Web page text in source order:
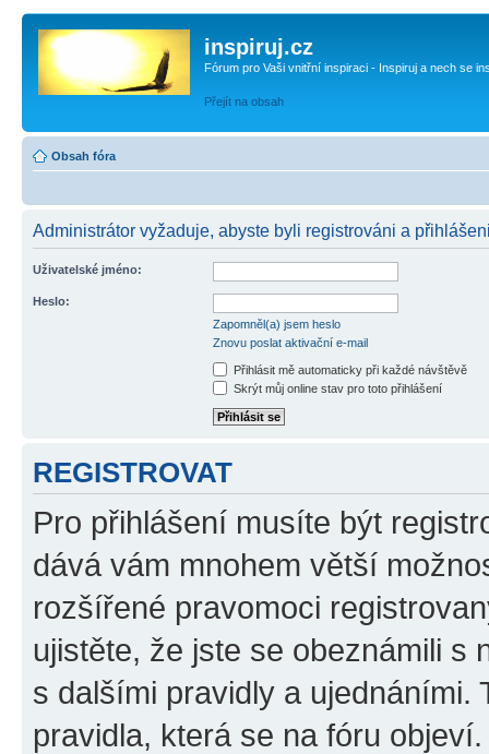
inspiruj.cz
Fórum pro Vaši vnitřní inspiraci - Inspiruj a nech se
Přejít na obsah
Obsah fóra
Administrátor vyžaduje, abyste byli registrováni a
Uživatelské jméno:
Heslo:
Zapomněl(a) jsem heslo
Znovu poslat aktivační e-mail
Přihlásit mě automaticky při každé návštěvě
Skrýt můj online stav pro toto přihlášení
REGISTROVAT
Pro přihlášení musíte být
dává vám mnohem větší
rozšířené pravomoci
ujistěte, že jste se obeznámili s
s dalšími pravidly a ujednáními.
pravidla, která se na fóru objeví.